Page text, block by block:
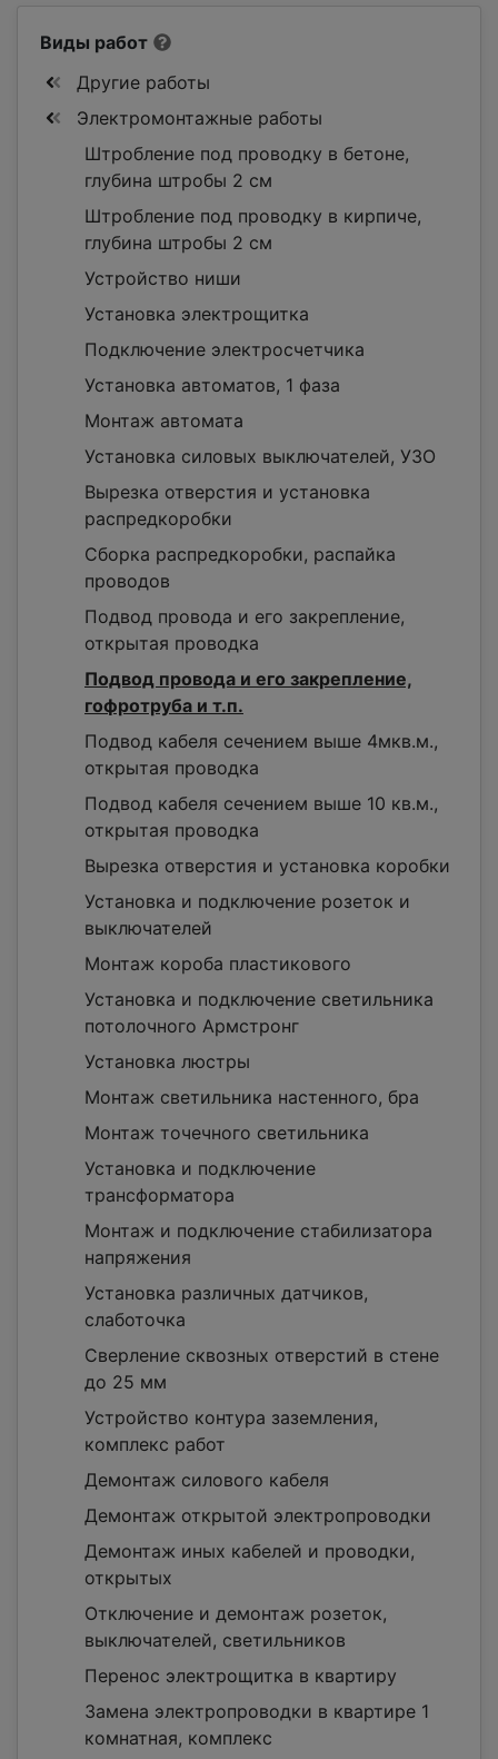
Виды работ
Другие работы
Электромонтажные работы
Штробление под проводку в бетоне,
глубина штробы 2 см
Штробление под проводку в кирпиче,
глубина штробы 2 см
Устройство ниши
Установка электрощитка
Подключение электросчетчика
Установка автоматов, 1 фаза
Монтаж автомата
Установка силовых выключателей, УЗО
Вырезка отверстия и установка
распредкоробки
Сборка распредкоробки, распайка
проводов
Подвод провода и его закрепление,
открытая проводка
Подвод провода и его закрепление,
гофротруба и т.п.
Подвод кабеля сечением выше 4мкв.м.,
открытая проводка
Подвод кабеля сечением выше 10 кв.м.,
открытая проводка
Вырезка отверстия и установка коробки
Установка и подключение розеток и
выключателей
Монтаж короба пластикового
Установка и подключение светильника
потолочного Армстронг
Установка люстры
Монтаж светильника настенного, бра
Монтаж точечного светильника
Установка и подключение
трансформатора
Монтаж и подключение стабилизатора
напряжения
Установка различных датчиков,
слаботочка
Сверление сквозных отверстий в стене
до 25 мм
Устройство контура заземления,
комплекс работ
Демонтаж силового кабеля
Демонтаж открытой электропроводки
Демонтаж иных кабелей и проводки,
открытых
Отключение и демонтаж розеток,
выключателей, светильников
Перенос электрощитка в квартиру
Замена электропроводки в квартире 1
комнатная, комплекс